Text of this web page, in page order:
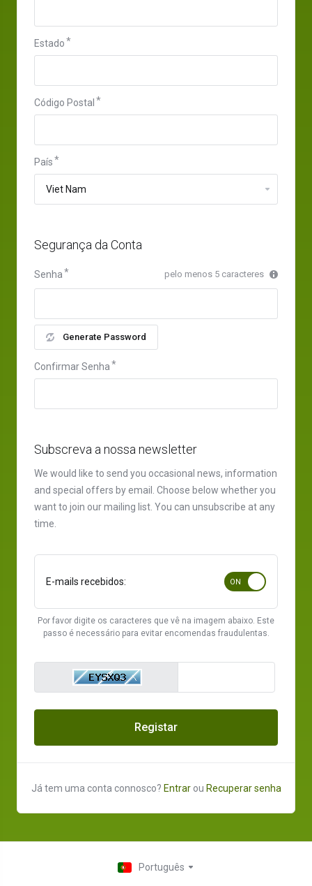
Estado
Código Postal
País
Segurança da Conta
Senha pelo menos 5 caracteres
Generate Password
Confirmar Senha
Subscreva a nossa newsletter
We would like to send you occasional news, information
and special offers by email. Choose below whether you
want to join our mailing list. You can unsubscribe at any
time.
E-mails recebidos:
Por favor digite os caracteres que vê na imagem abaixo. Este
passo é necessário para evitar encomendas fraudulentas.
Registar
Já tem uma conta connosco? Entrar ou Recuperar senha
Português